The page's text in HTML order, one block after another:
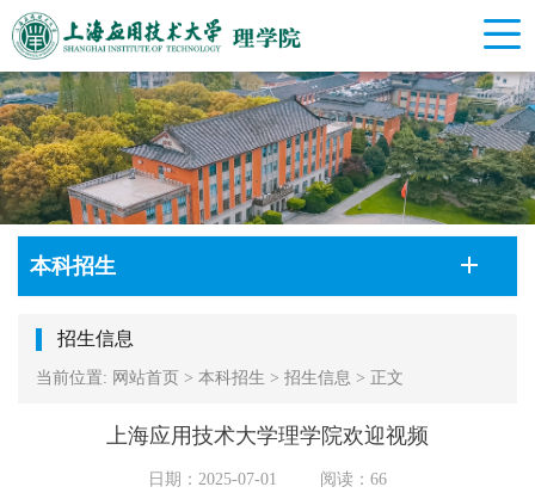
本科招生
招生信息
当前位置: 网站首页 > 本科招生 > 招生信息 > 正文
上海应用技术大学理学院欢迎视频
日期：2025-07-01 阅读： 66